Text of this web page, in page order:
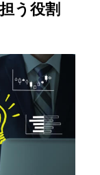
う役割